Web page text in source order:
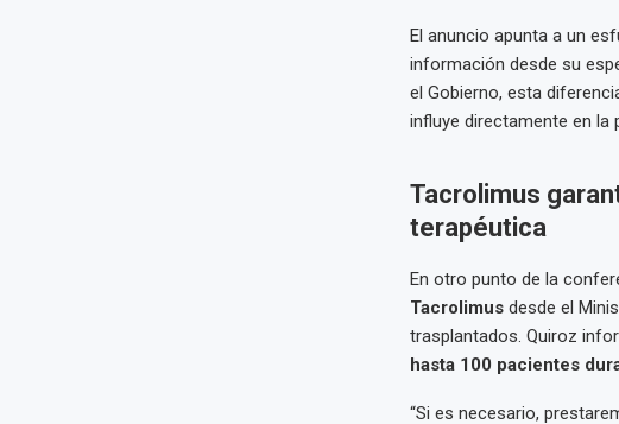
El anuncio apunta a un
información desde su
el Gobierno, esta
influye directamente en la
Tacrolimus
terapéutica
En otro punto de la
Tacrolimusdesde el
trasplantados. Quiroz
hasta 100 pacientes
“Si es necesario,